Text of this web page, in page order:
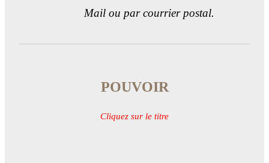
Mail ou par courrier postal.
POUVOIR
Cliquez sur le titre